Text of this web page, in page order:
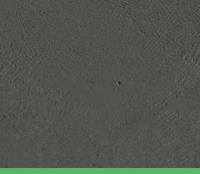
Envoyer